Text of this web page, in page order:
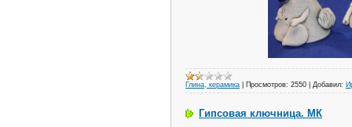
Глина, керамика Просмотров: 2550 Добавил:
Гипсовая ключница. МК